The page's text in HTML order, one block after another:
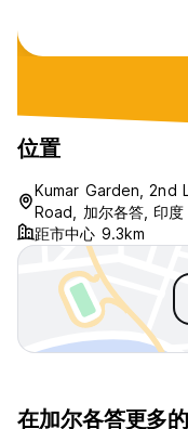
limited (as far as I
位置
Kumar Garden, 2nd
Road, 加尔各答, 印度
距市中心 9.3km
在加尔各答更多